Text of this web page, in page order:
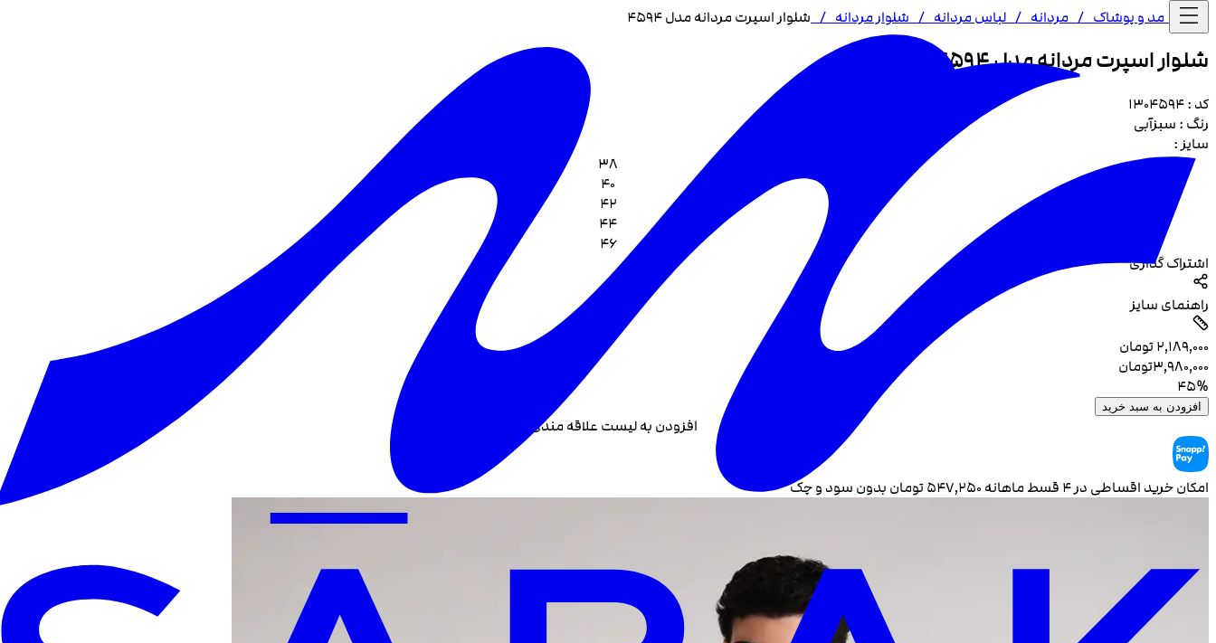
خانه / مد و پوشاک / مردانه / لباس مردانه / شلوار مردانه / شلوار اسپرت مردانه مدل 4594
شلوار اسپرت مردانه مدل 4594
کد :1304594
رنگ : سبزآبی
سایز :
38
40
42
44
46
اشتراک گذاری
راهنمای سایز
۲٬۱۸۹٬۰۰۰تومان
۳٬۹۸۰٬۰۰۰تومان
45%
افزودن به سبد خرید
افزودن به لیست علاقه مندی +
امکان خرید اقساطی در ۴ قسط ماهانه ۵۴۷٬۲۵۰تومان بدون سود و چک